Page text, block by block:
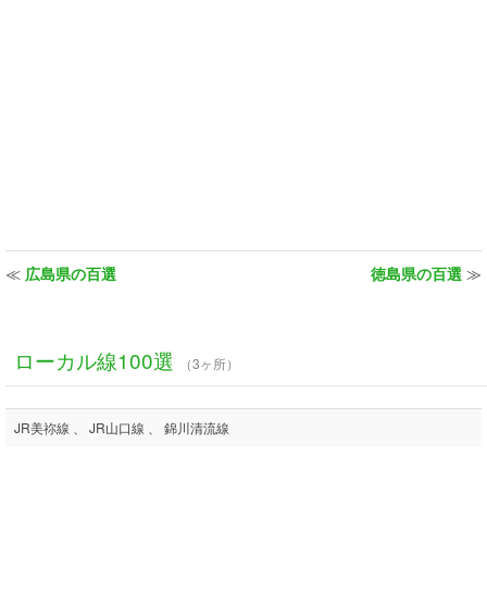
≪ 広島県の百選 徳島県の百選 ≫
ローカル線100選 （3ヶ所）
JR美祢線 、 JR山口線 、 錦川清流線